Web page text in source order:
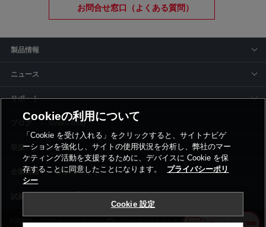
お問合せ窓口（よくある質問）
製品情報
ニュース
サポート
siyaku-blog
取扱いメーカー
事業所一覧
利用規約 プライバシーポリシー コーポレートサイト Cookie設定
Cookieの利用について
「Cookie を受け入れる」をクリックすると、サイトナビゲ
ーションを強化し、サイトの使用状況を分析し、弊社のマー
ケティング活動を支援するために、デバイスに Cookie を保
存することに同意したことになります。
プライバシーポリ
シー
Cookie 設定